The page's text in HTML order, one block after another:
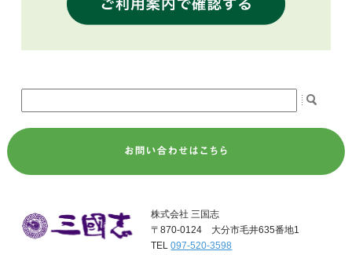
株式会社 三国志
〒870-0124 大分市毛井635番地1
TEL097-520-3598